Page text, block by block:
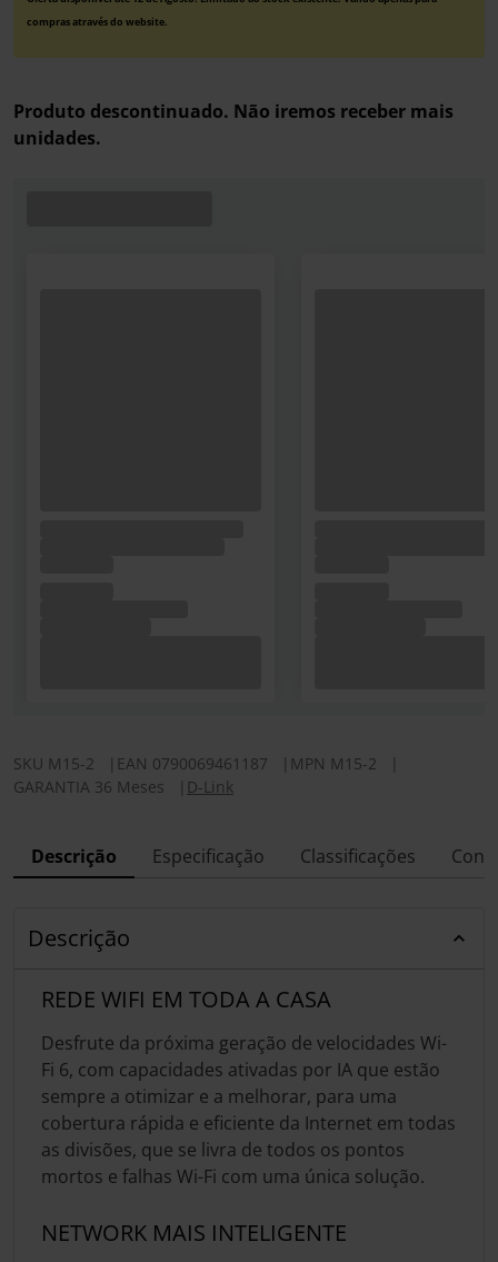
compras através do website.
Produto descontinuado. Não iremos receber mais
unidades.
SKU M15-2 EAN 0790069461187 MPN M15-2
GARANTIA 36 Meses
D-Link
Descrição Especificação Classificações
Descrição
REDE WIFI EM TODA A CASA
Desfrute da próxima geração de velocidades Wi-
Fi 6, com capacidades ativadas por IA que estão
sempre a otimizar e a melhorar, para uma
cobertura rápida e eficiente da Internet em todas
as divisões, que se livra de todos os pontos
mortos e falhas Wi-Fi com uma única solução.
NETWORK MAIS INTELIGENTE